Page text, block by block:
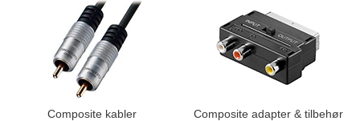
Composite kabler Composite adapter & tilbehør